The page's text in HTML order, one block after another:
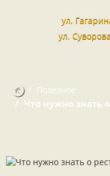
ул.
ул.
Полезное
Что нужно знать